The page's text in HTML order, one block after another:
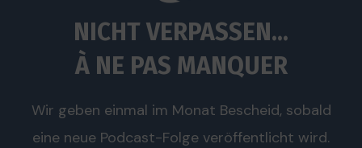
NICHT VERPASSEN...
À NE PAS MANQUER
Wir geben einmal im Monat Bescheid, sobald
eine neue Podcast-Folge veröffentlicht wird.